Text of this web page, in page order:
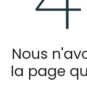
Erreur 404
Nous
la page